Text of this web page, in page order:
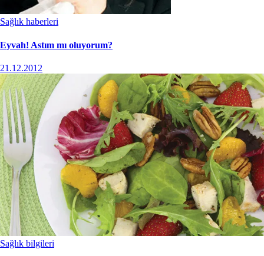
Sağlık haberleri
Eyvah! Astım mı oluyorum?
21.12.2012
Sağlık bilgileri